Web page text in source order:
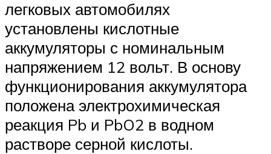
легковых автомобилях
установлены кислотные
аккумуляторы с номинальным
напряжением 12 вольт. В основу
функционирования аккумулятора
положена электрохимическая
реакция Pb и PbO2 в водном
растворе серной кислоты.